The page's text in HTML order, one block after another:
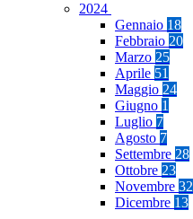
2024
Gennaio 18
Febbraio 20
Marzo 25
Aprile 51
Maggio 24
Giugno 1
Luglio 7
Agosto 7
Settembre 28
Ottobre 23
Novembre 32
Dicembre 13